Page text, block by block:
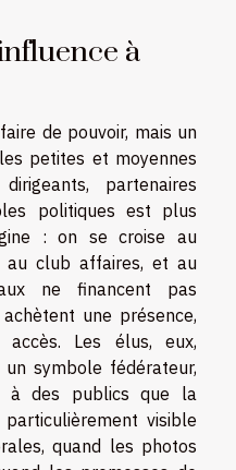
à
de pouvoir, mais un
petites et moyennes
partenaires
politiques est plus
: on se croise au
au club affaires, et au
ne financent pas
une présence,
Les élus, eux,
symbole fédérateur,
à des publics que la
visible
quand les photos